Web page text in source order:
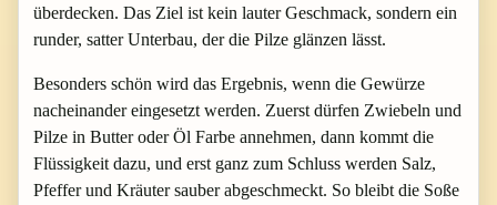
überdecken. Das Ziel ist kein lauter Geschmack, sondern ein
runder, satter Unterbau, der die Pilze glänzen lässt.
Besonders schön wird das Ergebnis, wenn die Gewürze
nacheinander eingesetzt werden. Zuerst dürfen Zwiebeln und
Pilze in Butter oder Öl Farbe annehmen, dann kommt die
Flüssigkeit dazu, und erst ganz zum Schluss werden Salz,
Pfeffer und Kräuter sauber abgeschmeckt. So bleibt die Soße